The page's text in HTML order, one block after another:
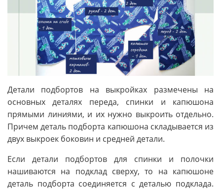
Детали подбортов на выкройках размечены на
основных деталях переда, спинки и капюшона
прямыми линиями, и их нужно выкроить отдельно.
Причем деталь подборта капюшона складывается из
двух выкроек боковин и средней детали.
Если детали подбортов для спинки и полочки
нашиваются на подклад сверху, то на капюшоне
деталь подборта соединяется с деталью подклада.